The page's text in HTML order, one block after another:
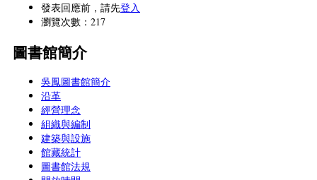
發表回應前，請先登入
瀏覽次數：217
圖書館簡介
吳鳳圖書館簡介
沿革
經營理念
組織與編制
建築與設施
館藏統計
圖書館法規